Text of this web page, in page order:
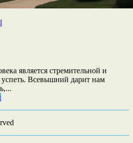
является стремительной и
Всевышний дарит нам